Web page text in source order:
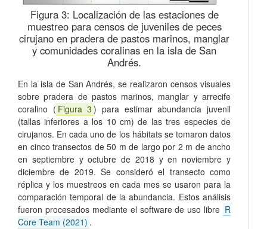
Figura 3: Localización de las estaciones de
muestreo para censos de juveniles de peces
cirujano en pradera de pastos marinos, manglar
y comunidades coralinas en la isla de San
Andrés.
En la isla de San Andrés, se realizaron censos visuales
sobre pradera de pastos marinos, manglar y arrecife
coralino ( Figura 3 ) para estimar abundancia juvenil
(tallas inferiores a los 10 cm) de las tres especies de
cirujanos. En cada uno de los hábitats se tomaron datos
en cinco transectos de 50 m de largo por 2 m de ancho
en septiembre y octubre de 2018 y en noviembre y
diciembre de 2019. Se consideró el transecto como
réplica y los muestreos en cada mes se usaron para la
comparación temporal de la abundancia. Estos análisis
fueron procesados mediante el software de uso libre R
Core Team (2021) .